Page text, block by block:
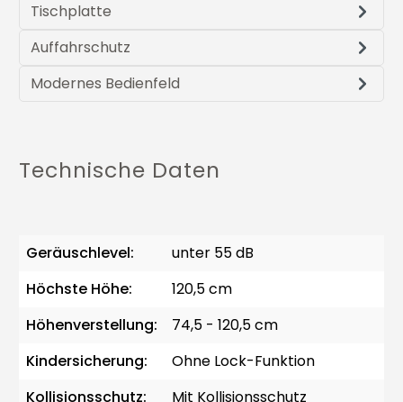
Tischplatte
Auffahrschutz
Modernes Bedienfeld
Technische Daten
Geräuschlevel:
unter 55 dB
Höchste Höhe:
120,5 cm
Höhenverstellung:
74,5 - 120,5 cm
Kindersicherung:
Ohne Lock-Funktion
Kollisionsschutz:
Mit Kollisionsschutz